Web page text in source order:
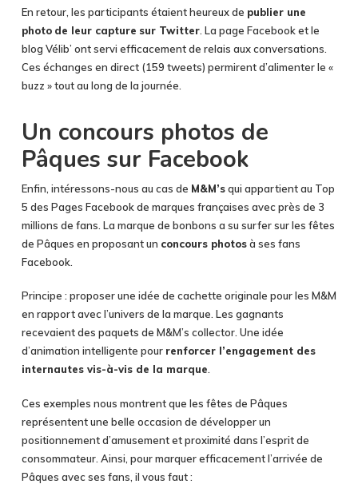
En retour, les participants étaient heureux de publier une
photo de leur capture sur Twitter. La page Facebook et le
blog Vélib’ ont servi efficacement de relais aux conversations.
Ces échanges en direct (159 tweets) permirent d’alimenter le «
buzz » tout au long de la journée.
Un concours photos de
Pâques sur Facebook
Enfin, intéressons-nous au cas de M&M’squi appartient au Top
5 des Pages Facebook de marques françaises avec près de 3
millions de fans. La marque de bonbons a su surfer sur les fêtes
de Pâques en proposant un concours photosà ses fans
Facebook.
Principe : proposer une idée de cachette originale pour les M&M
en rapport avec l’univers de la marque. Les gagnants
recevaient des paquets de M&M’s collector. Une idée
d’animation intelligente pour renforcer l’engagement des
internautes vis-à-vis de la marque
Ces exemples nous montrent que les fêtes de Pâques
représentent une belle occasion de développer un
positionnement d’amusement et proximité dans l’esprit de
consommateur. Ainsi, pour marquer efficacement l’arrivée de
Pâques avec ses fans, il vous faut :